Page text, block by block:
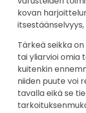
n
m
i
n
u
kovan
Tärkeä seikka
tai yliarvioi omia
kuitenkin
niiden puute voi
tavalla eikä se